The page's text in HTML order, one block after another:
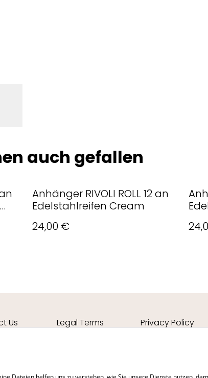
auch gefallen
Anhänger RIVOLI ROLL 12 an
Edelstahlreifen Cream
24,00 €
Us Legal Terms Privacy Policy